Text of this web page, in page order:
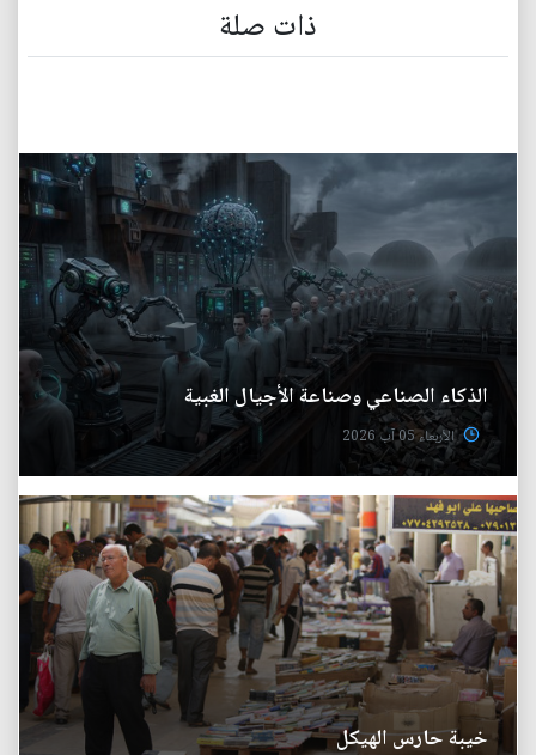
ذات صلة
الذكاء الصناعي وصناعة الأجيال الغبية
الأربعاء 05 آب 2026
خيبة حارس الهيكل